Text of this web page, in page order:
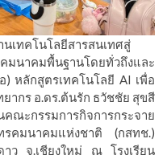
เทคโนโลยีสารสนเทศสู่
นาคมพื้นฐานโดยทั่วถึงและ
หลักสูตรเทคโนโลยี AI เพื่อ
ากร อ.ดร.ต้นรัก ธวัชชัย สุขสี
ะกรรมการกิจการกระจาย
รคมนาคมแห่งชาติ (กสทช.)
าว จ.เชียงใหม่ ณ โรงเรียน